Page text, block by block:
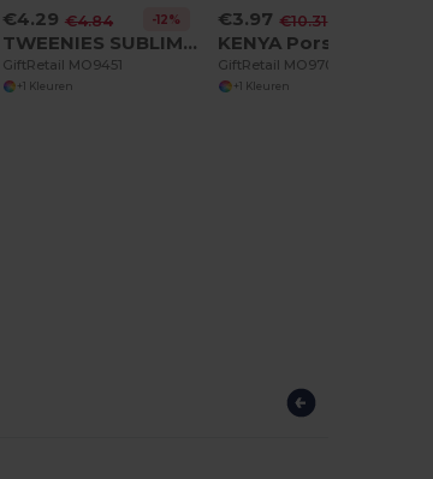
€4.29 €4.84 -12%
TWEENIES SUBLIM Keramische sublimatie beker
GiftRetail MO9451
+1 Kleuren
€3.97 €10.31
GiftRetail MO9708
+1 Kleuren